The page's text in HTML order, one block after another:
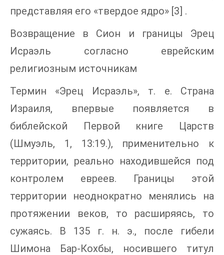
представляя его «твердое ядро» [3] .
Возвращение в Сион и границы Эрец
Исраэль согласно еврейским
религиозным источникам
Термин «Эрец Исраэль», т. е. Страна
Израиля, впервые появляется в
библейской Первой книге Царств
(Шмуэль, 1, 13:19.), применительно к
территории, реально находившейся под
контролем евреев. Границы этой
территории неоднократно менялись на
протяжении веков, то расширяясь, то
сужаясь. В 135 г. н. э., после гибели
Шимона Бар-Кохбы, носившего титул